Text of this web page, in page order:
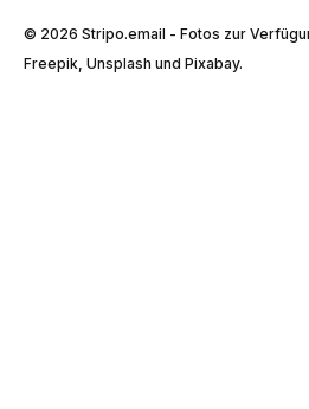
© 2026 Stripо.email - Fotos zur
Freepik, Unsplash und Pixabay.